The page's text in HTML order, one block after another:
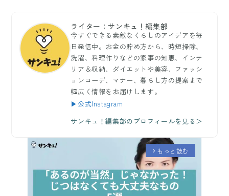
ライター：サンキュ！編集部
今すぐできる素敵なくらしのアイデアを毎
日発信中。お金の貯め方から、時短掃除、
洗濯、料理作りなどの家事の知恵、インテ
リア＆収納、ダイエットや美容、ファッシ
ョンコーデ、マナー、暮らし方の提案まで
幅広く情報をお届けします。
▶公式Instagram
サンキュ！編集部のプロフィールを見る＞
arrow_forward_ios もっと読む